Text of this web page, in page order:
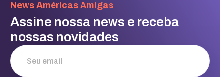
News Américas Amigas
Assine nossa news e receba
nossas novidades